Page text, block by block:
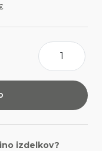
Hoch
oblati
za
peko
100
izdelkov?